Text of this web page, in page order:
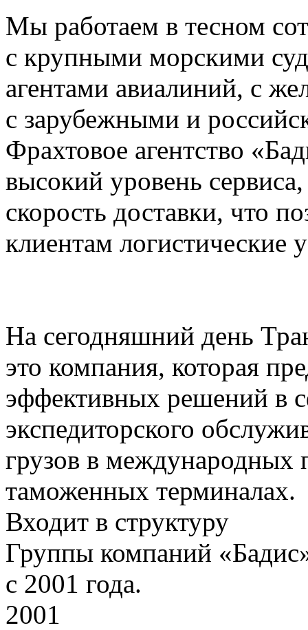
Мы работаем в тесном
с крупными морскими
агентами авиалиний, с
с зарубежными и
Фрахтовое агентство
высокий уровень
скорость доставки, что
клиентам логистические
На сегодняшний день
это компания, которая
эффективных решений в
экспедиторского
грузов в международных
таможенных терминалах.
Входит в структуру
Группы компаний
с 2001 года.
2001